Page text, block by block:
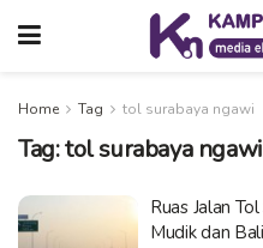
Home Tag tol surabaya ngawi
Tag:tol surabaya ngawi
Ruas Jalan
Mudik dan